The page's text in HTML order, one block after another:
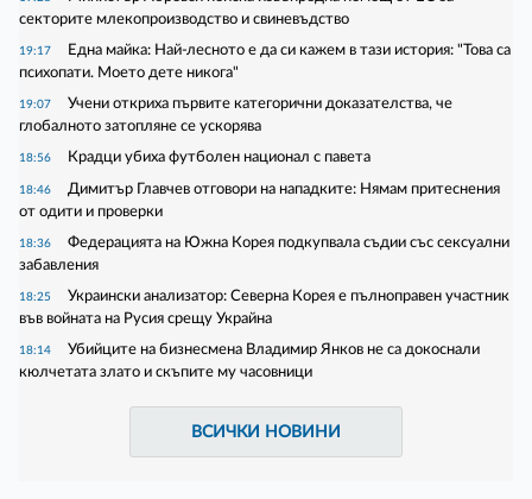
секторите млекопроизводство и свиневъдство
19:17
Една майка: Най-лесното е да си кажем в тази история: "Това са
психопати. Моето дете никога"
19:07
Учени откриха първите категорични доказателства, че
глобалното затопляне се ускорява
18:56 Крадци убиха футболен национал с павета
18:46
Димитър Главчев отговори на нападките: Нямам притеснения
от одити и проверки
18:36
Федерацията на Южна Корея подкупвала съдии със сексуални
забавления
18:25
Украински анализатор: Северна Корея е пълноправен участник
във войната на Русия срещу Украйна
18:14
Убийците на бизнесмена Владимир Янков не са докоснали
кюлчетата злато и скъпите му часовници
ВСИЧКИ НОВИНИ